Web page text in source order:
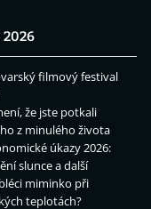
2026
filmový festival
že jste potkali
z minulého života
úkazy 2026:
slunce a další
miminko při
teplotách?